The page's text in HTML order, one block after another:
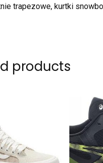
trapezowe, kurtki
products